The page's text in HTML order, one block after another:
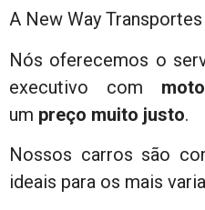
A New Way
Nós oferecemos o
executivo com
um preço muito justo.
Nossos carros são
ideais para os mais